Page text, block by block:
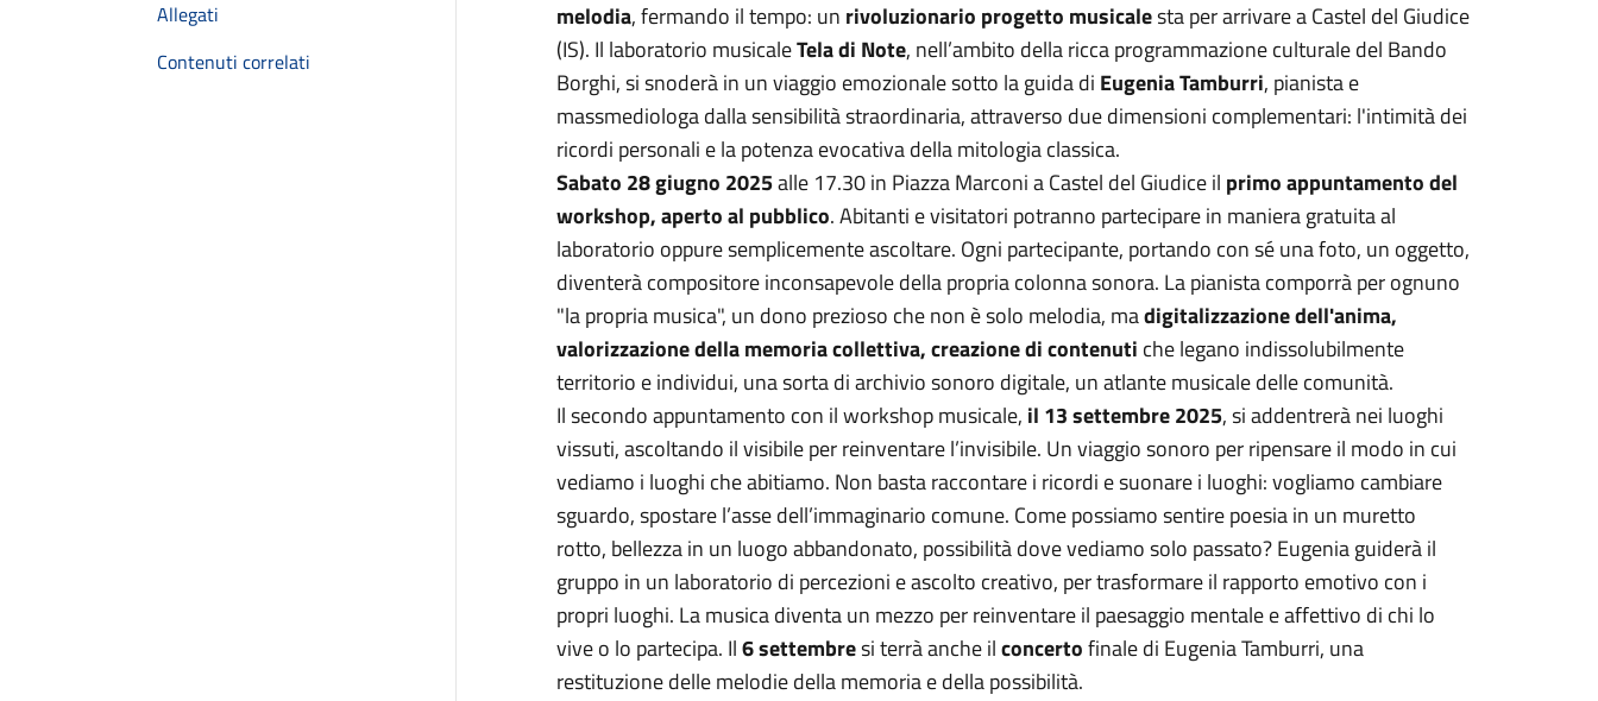
Allegati
Contenuti correlati
melodia, fermando il tempo: un rivoluzionario progetto musicalesta per arrivare a Castel del Giudice
(IS). Il laboratorio musicaleTela di Note, nell’ambito della ricca programmazione culturale del Bando
Borghi, si snoderà in un viaggio emozionale sotto la guida di Eugenia Tamburri, pianista e
massmediologa dalla sensibilità straordinaria, attraverso due dimensioni complementari: l'intimità dei
ricordi personali e la potenza evocativa della mitologia classica.
Sabato 28 giugno 2025alle 17.30 in Piazza Marconi a Castel del Giudice il primo appuntamento del
workshop, aperto al pubblico. Abitanti e visitatori potranno partecipare in maniera gratuita al
laboratorio oppure semplicemente ascoltare. Ogni partecipante, portando con sé una foto, un oggetto,
diventerà compositore inconsapevole della propria colonna sonora. La pianista comporrà per ognuno
"la propria musica", un dono prezioso che non è solo melodia, madigitalizzazione dell'anima,
valorizzazione della memoria collettiva, creazione di contenuti che legano indissolubilmente
territorio e individui, una sorta di archivio sonoro digitale, un atlante musicale delle comunità.
Il secondo appuntamento con il workshop musicale, il 13 settembre 2025, si addentrerà nei luoghi
vissuti, ascoltando il visibile per reinventare l’invisibile. Un viaggio sonoro per ripensare il modo in cui
vediamo i luoghi che abitiamo. Non basta raccontare i ricordi e suonare i luoghi: vogliamo cambiare
sguardo, spostare l’asse dell’immaginario comune. Come possiamo sentire poesia in un muretto
rotto, bellezza in un luogo abbandonato, possibilità dove vediamo solo passato? Eugenia guiderà il
gruppo in un laboratorio di percezioni e ascolto creativo, per trasformare il rapporto emotivo con i
propri luoghi. La musica diventa un mezzo per reinventare il paesaggio mentale e affettivo di chi lo
vive o lo partecipa. Il6 settembresi terrà anche ilconcertofinale di Eugenia Tamburri, una
restituzione delle melodie della memoria e della possibilità.